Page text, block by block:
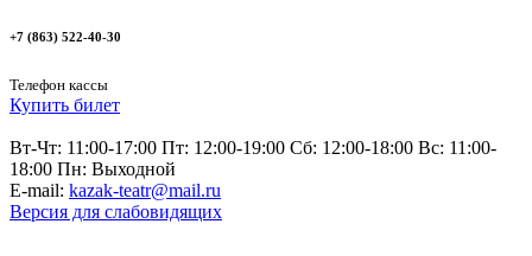
+7 (863) 522-40-30
Телефон кассы
Купить билет
Вт-Чт: 11:00-17:00 Пт: 12:00-19:00 Сб: 12:00-18:00 Вс: 11:00-
18:00 Пн: Выходной
E-mail: kazak-teatr@mail.ru
Версия для слабовидящих